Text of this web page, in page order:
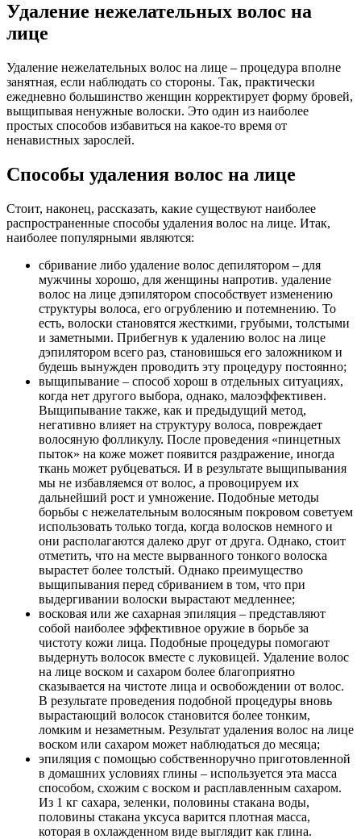
Удаление нежелательных волос на
лице
Удаление нежелательных волос на лице – процедура вполне
занятная, если наблюдать со стороны. Так, практически
ежедневно большинство женщин корректирует форму бровей,
выщипывая ненужные волоски. Это один из наиболее
простых способов избавиться на какое-то время от
ненавистных зарослей.
Способы удаления волос на лице
Стоит, наконец, рассказать, какие существуют наиболее
распространенные способы удаления волос на лице. Итак,
наиболее популярными являются:
сбривание либо удаление волос депилятором – для
мужчины хорошо, для женщины напротив. удаление
волос на лице дэпилятором способствует изменению
структуры волоса, его огрублению и потемнению. То
есть, волоски становятся жесткими, грубыми, толстыми
и заметными. Прибегнув к удалению волос на лице
дэпилятором всего раз, становишься его заложником и
будешь вынужден проводить эту процедуру постоянно;
выщипывание – способ хорош в отдельных ситуациях,
когда нет другого выбора, однако, малоэффективен.
Выщипывание также, как и предыдущий метод,
негативно влияет на структуру волоса, повреждает
волосяную фолликулу. После проведения «пинцетных
пыток» на коже может появится раздражение, иногда
ткань может рубцеваться. И в результате выщипывания
мы не избавляемся от волос, а провоцируем их
дальнейший рост и умножение. Подобные методы
борьбы с нежелательным волосяным покровом советуем
использовать только тогда, когда волосков немного и
они располагаются далеко друг от друга. Однако, стоит
отметить, что на месте вырванного тонкого волоска
вырастет более толстый. Однако преимущество
выщипывания перед сбриванием в том, что при
выдергивании волоски вырастают медленнее;
восковая или же сахарная эпиляция – представляют
собой наиболее эффективное оружие в борьбе за
чистоту кожи лица. Подобные процедуры помогают
выдернуть волосок вместе с луковицей. Удаление волос
на лице воском и сахаром более благоприятно
сказывается на чистоте лица и освобождении от волос.
В результате проведения подобной процедуры вновь
вырастающий волосок становится более тонким,
ломким и незаметным. Результат удаления волос на лице
воском или сахаром может наблюдаться до месяца;
эпиляция с помощью собственноручно приготовленной
в домашних условиях глины – используется эта масса
способом, схожим с воском и расплавленным сахаром.
Из 1 кг сахара, зеленки, половины стакана воды,
половины стакана уксуса варится плотная масса,
которая в охлажденном виде выглядит как глина.